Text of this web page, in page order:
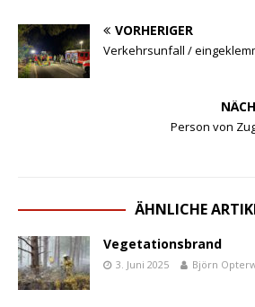
VORHERIGER
Verkehrsunfall /
Person von
ÄHNLICHE
Vegetationsbrand
3. Juni 2025 Björn